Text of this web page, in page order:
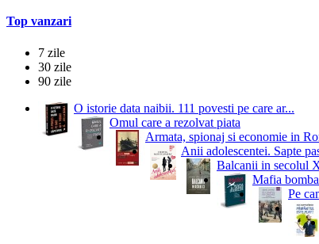
Top vanzari
7 zile
30 zile
90 zile
O istorie data naibii. 111 povesti pe care ar...
Omul care a rezolvat piata
Armata, spionaj si economie in
Anii adolescentei. Sapte
Balcanii in secolul
Mafia
Pe